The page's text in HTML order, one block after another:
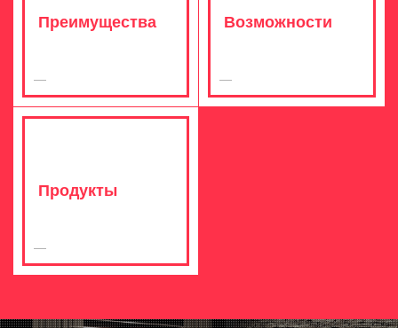
Преимущества Возможности
Продукты